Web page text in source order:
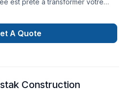
est prête à transformer votre
Nous sommes fiers d’offrir des
les meilleurs matériaux et
satisfaction. Profitez de notre
A Quote
Construction